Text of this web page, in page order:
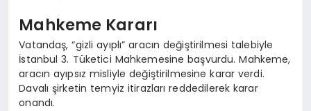
Mahkeme Kararı
Vatandaş, “gizli ayıplı” aracın değiştirilmesi talebiyle
İstanbul 3. Tüketici Mahkemesine başvurdu. Mahkeme,
aracın ayıpsız misliyle değiştirilmesine karar verdi.
Davalı şirketin temyiz itirazları reddedilerek karar
onandı.